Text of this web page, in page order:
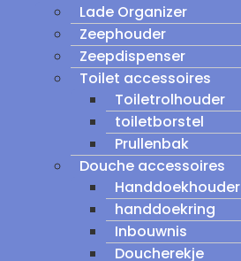
Lade Organizer
Zeephouder
Zeepdispenser
Toilet accessoires
Toiletrolhouder
toiletborstel
Prullenbak
Douche accessoires
Handdoekhouder
handdoekring
Inbouwnis
Doucherekje